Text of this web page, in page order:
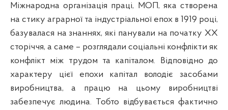
Міжнародна організація праці, МОП, яка створена
на стику аграрної та індустріальної епох в 1919 році,
базувалася на знаннях, які панували на початку ХХ
сторіччя, а саме – розглядали соціальні конфлікти як
конфлікт між трудом та капіталом. Відповідно до
характеру цієї епохи капітал володіє засобами
виробництва, а працю на цьому виробництві
забезпечує людина. Тобто відбувається фактично